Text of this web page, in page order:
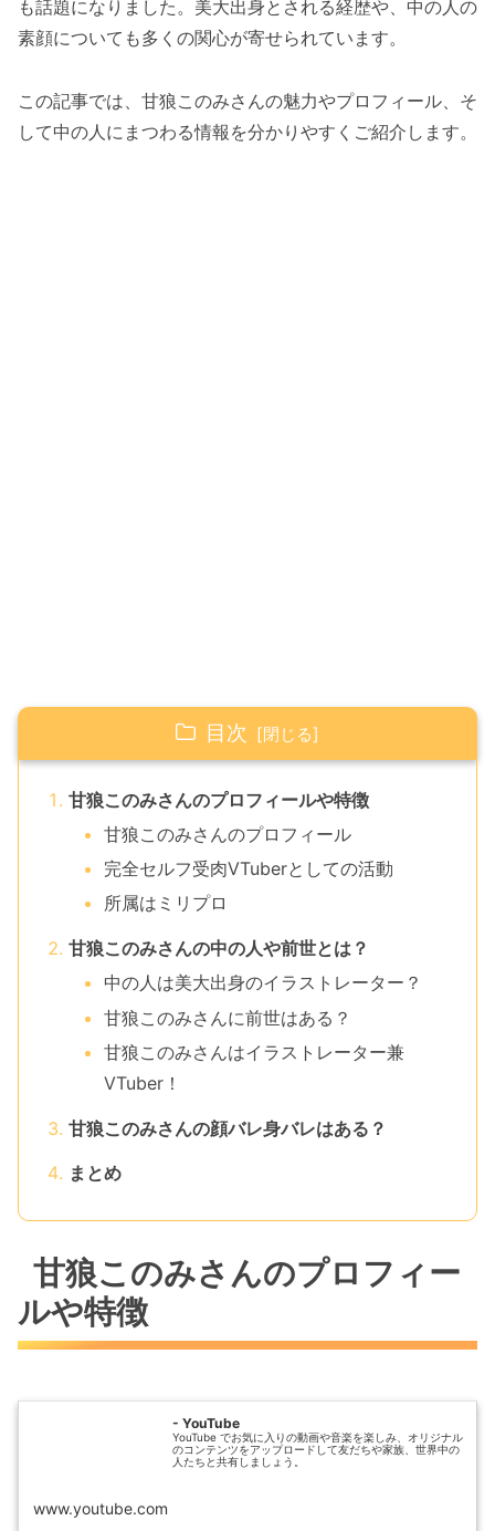
も話題になりました。美大出身とされる経歴や、中の人の
素顔についても多くの関心が寄せられています。
この記事では、甘狼このみさんの魅力やプロフィール、そ
して中の人にまつわる情報を分かりやすくご紹介します。
目次
甘狼このみさんのプロフィールや特徴
甘狼このみさんのプロフィール
完全セルフ受肉VTuberとしての活動
所属はミリプロ
甘狼このみさんの中の人や前世とは？
中の人は美大出身のイラストレーター？
甘狼このみさんに前世はある？
甘狼このみさんはイラストレーター兼
VTuber！
甘狼このみさんの顔バレ身バレはある？
まとめ
甘狼このみさんのプロフィー
ルや特徴
- YouTube
YouTube でお気に入りの動画や音楽を楽しみ、オリジナル
のコンテンツをアップロードして友だちや家族、世界中の
人たちと共有しましょう。
www.youtube.com